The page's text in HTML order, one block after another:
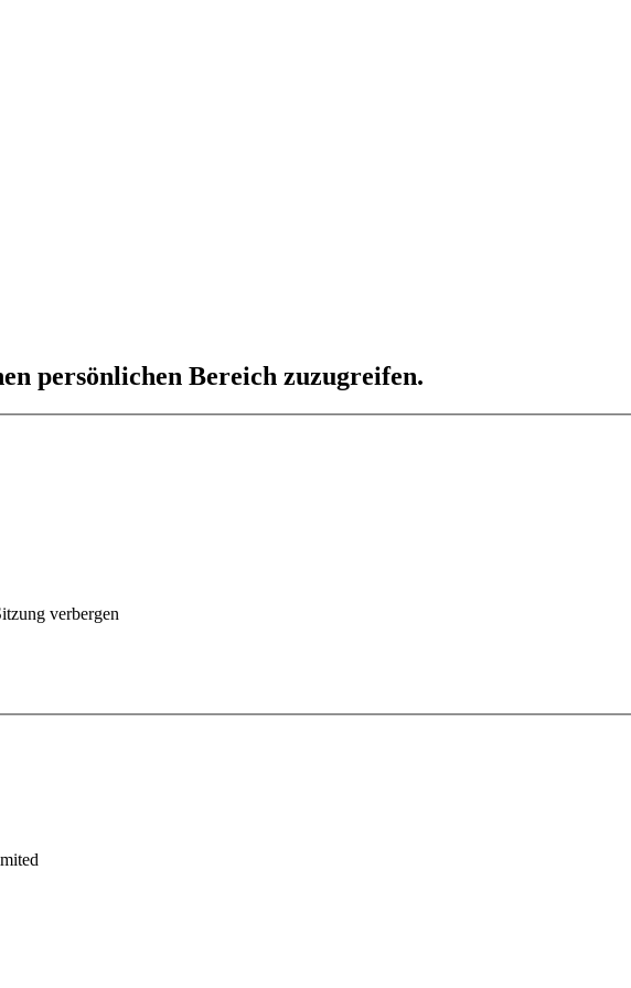
persönlichen Bereich zuzugreifen.
verbergen